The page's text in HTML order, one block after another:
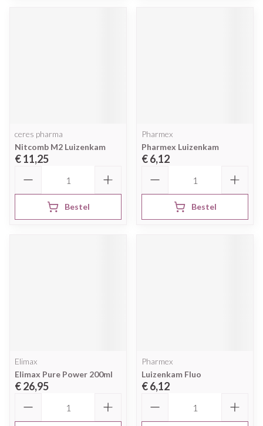
ceres pharma
Nitcomb M2 Luizenkam
€ 11,25
Bestel
Pharmex
Pharmex Luizenkam
€ 6,12
Bestel
Elimax
Elimax Pure Power 200ml
€ 26,95
Pharmex
Luizenkam Fluo
€ 6,12